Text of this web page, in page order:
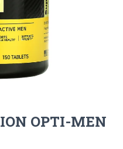
OPTI-MEN